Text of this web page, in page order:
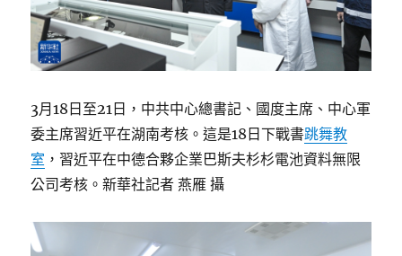
3月18日至21日，中共中心總書記、國度主席、中心軍
委主席習近平在湖南考核。這是18日下戰書跳舞教
室 ，習近平在中德合夥企業巴斯夫杉杉電池資料無限
公司考核。新華社記者 燕雁 攝